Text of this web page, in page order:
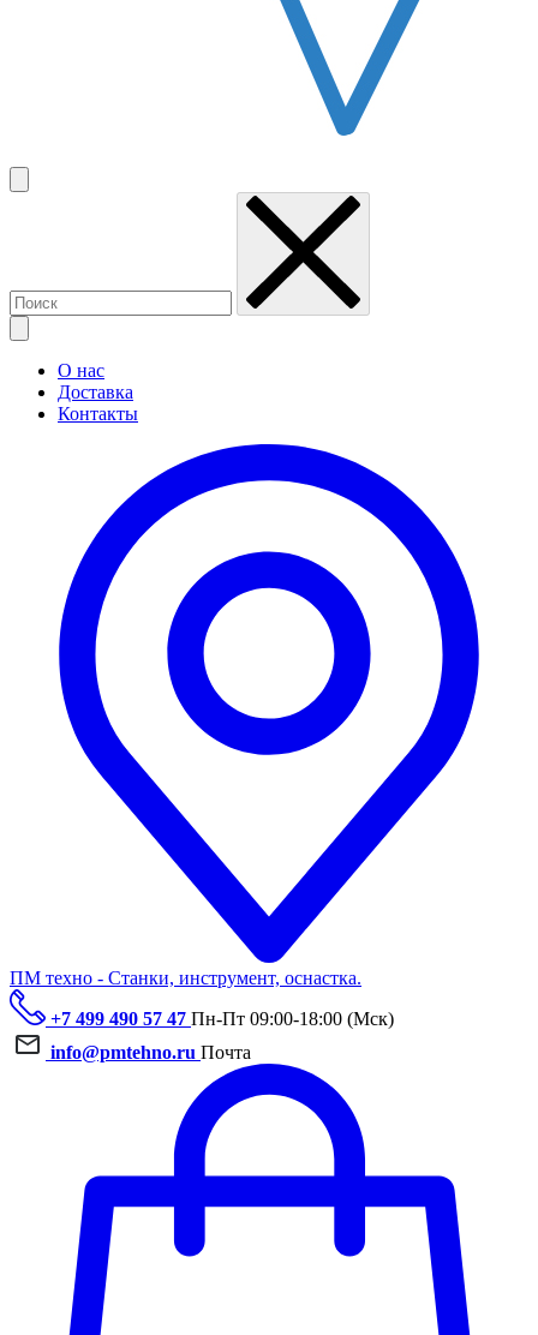
О нас
Доставка
Контакты
ПМ техно - Станки, инструмент, оснастка.
+7 499 490 57 47 Пн-Пт 09:00-18:00 (Мск)
info@pmtehno.ru Почта